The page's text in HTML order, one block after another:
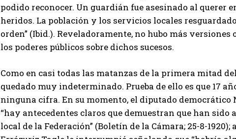
podido reconocer. Un guardián fue asesinado al querer
heridos. La población y los servicios locales
orden” (Ibid.). Reveladoramente, no hubo más
los poderes públicos sobre dichos sucesos.
Como en casi todas las matanzas de la primera mitad
quedado muy indeterminado. Prueba de ello es que 17
ninguna cifra. En su momento, el diputado democrático
“hay antecedentes claros que demuestran que han
local de la Federación” (Boletín de la Cámara; 25-8-